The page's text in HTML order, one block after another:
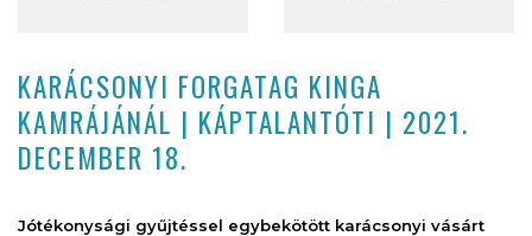
KARÁCSONYI FORGATAG KINGA
KAMRÁJÁNÁL | KÁPTALANTÓTI | 2021.
DECEMBER 18.
Jótékonysági gyűjtéssel egybekötött karácsonyi vásárt